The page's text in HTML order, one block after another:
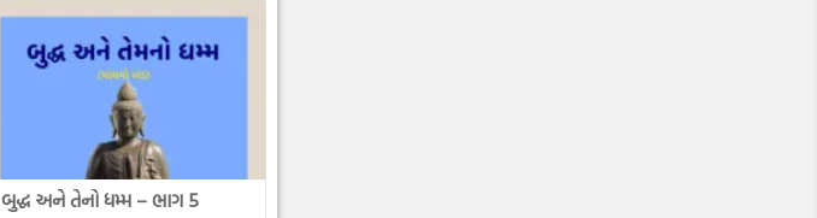
બુદ્ધ અને તેનો ધમ્મ – ભાગ 5